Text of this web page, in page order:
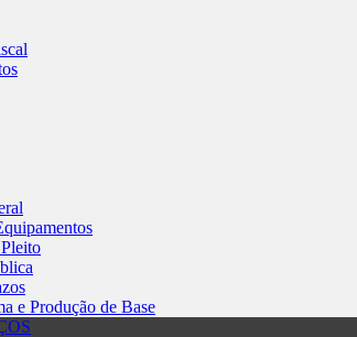
e Produção de Base